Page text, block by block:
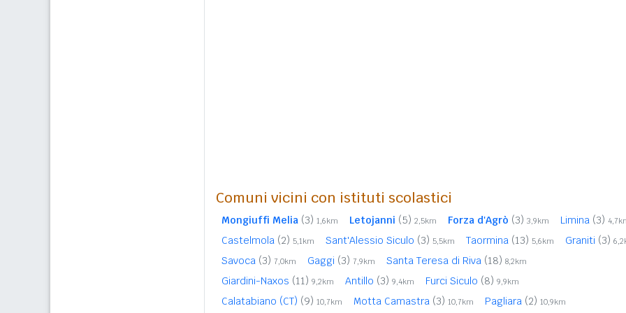
Comuni vicini con istituti scolastici
Mongiuffi Melia (3) 1,6km Letojanni (5) 2,5km Forza d'Agrò (3) 3,9km Limina (3)
Castelmola (2) 5,1km Sant'Alessio Siculo (3) 5,5km Taormina (13) 5,6km Graniti (3)
Savoca (3) 7,0km Gaggi (3) 7,9km Santa Teresa di Riva (18) 8,2km
Giardini-Naxos (11) 9,2km Antillo (3) 9,4km Furci Siculo (8) 9,9km
Calatabiano (CT) (9) 10,7km Motta Camastra (3) 10,7km Pagliara (2) 10,9km